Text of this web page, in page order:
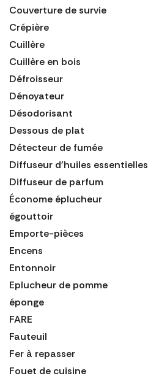
Couverture de survie
Crépière
Cuillère
Cuillère en bois
Défroisseur
Dénoyateur
Désodorisant
Dessous de plat
Détecteur de fumée
Diffuseur d'huiles essentielles
Diffuseur de parfum
Économe éplucheur
égouttoir
Emporte-pièces
Encens
Entonnoir
Eplucheur de pomme
éponge
FARE
Fauteuil
Fer à repasser
Fouet de cuisine